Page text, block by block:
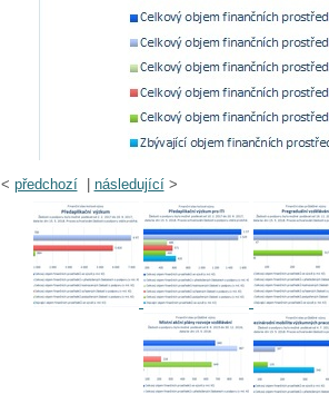
< předchozí| následující>